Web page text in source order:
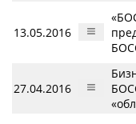
13.05.2016
27.04.2016